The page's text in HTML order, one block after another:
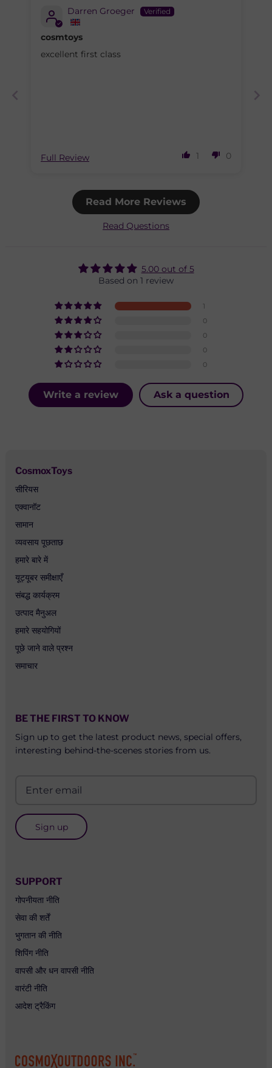
Darren Groeger
cosmtoys
excellent first class
1 0
Full Review
Read More Reviews
Read Questions
5.00 out of 5
Based on 1 review
1
0
0
0
0
Write a review Ask a question
CosmoxToys
सीरियस
एक्वानॉट
सामान
व्यवसाय पूछताछ
हमारे बारे में
यूट्यूबर समीक्षाएँ
संबद्ध कार्यक्रम
उत्पाद मैनुअल
हमारे सहयोगियों
पूछे जाने वाले प्रश्न
समाचार
BE THE FIRST TO KNOW
Sign up to get the latest product news, special offers,
interesting behind-the-scenes stories from us.
Sign up
SUPPORT
गोपनीयता नीति
सेवा की शर्तें
भुगतान की नीति
शिपिंग नीति
वापसी और धन वापसी नीति
वारंटी नीति
आदेश ट्रैकिंग